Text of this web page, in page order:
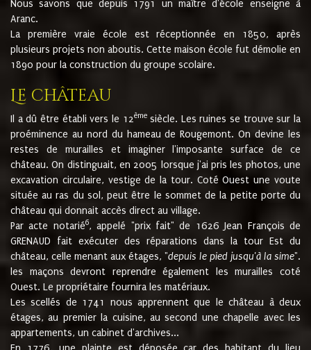
Nous savons que depuis 1791 un maître d'école enseigne à
Aranc.
La première vraie école est réceptionnée en 1850, après
plusieurs projets non aboutis. Cette maison école fut démolie en
1890 pour la construction du groupe scolaire.
Le château
Il a dû être établi vers le 12èmesiècle. Les ruines se trouve sur la
proéminence au nord du hameau de Rougemont. On devine les
restes de murailles et imaginer l'imposante surface de ce
château. On distinguait, en 2005 lorsque j'ai pris les photos, une
excavation circulaire, vestige de la tour. Coté Ouest une voute
située au ras du sol, peut être le sommet de la petite porte du
château qui donnait accès direct au village.
Par acte notarié6, appelé "prix fait" de 1626 Jean François de
GRENAUD fait exécuter des réparations dans la tour Est du
château, celle menant aux étages, "depuis le pied jusqu'à la sime".
les maçons devront reprendre également les murailles coté
Ouest. Le propriétaire fournira les matériaux.
Les scellés de 1741 nous apprennent que le château à deux
étages, au premier la cuisine, au second une chapelle avec les
appartements, un cabinet d'archives...